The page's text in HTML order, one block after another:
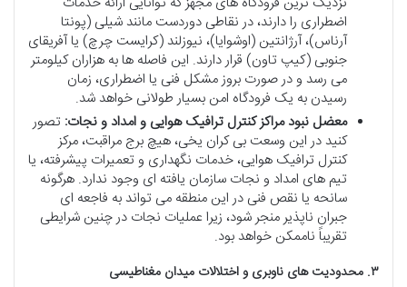
اضطراری را دارند، در نقاطی دوردست مانند شیلی (پونتا
آرناس)، آرژانتین (اوشوایا)، نیوزلند (کرایست چرچ) یا آفریقای
جنوبی (کیپ تاون) قرار دارند. این فاصله ها به هزاران کیلومتر
می رسد و در صورت بروز مشکل فنی یا اضطراری، زمان
رسیدن به یک فرودگاه امن بسیار طولانی خواهد شد.
معضل نبود مراکز کنترل ترافیک هوایی و امداد و نجات: تصور
کنید در این وسعت بی کران یخی، هیچ برج مراقبت، مرکز
کنترل ترافیک هوایی، خدمات نگهداری و تعمیرات پیشرفته، یا
تیم های امداد و نجات سازمان یافته ای وجود ندارد. هرگونه
سانحه یا نقص فنی در این منطقه می تواند به فاجعه ای
جبران ناپذیر منجر شود، زیرا عملیات نجات در چنین شرایطی
تقریباً ناممکن خواهد بود.
۳. محدودیت های ناوبری و اختلالات میدان مغناطیسی